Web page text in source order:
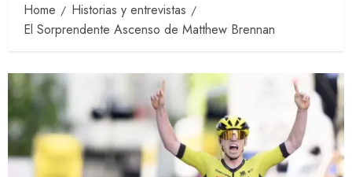
Home
Historias y entrevistas
El Sorprendente Ascenso de Matthew Brennan